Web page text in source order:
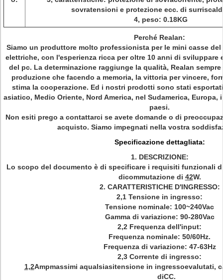
sovratensioni e protezione ecc. di
4, peso: 0.18KG
Perché Realan:
Siamo un produttore molto professionista per le mini casse
elettriche, con l'esperienza ricca per oltre 10 anni di sviluppare
del pc. La determinazione raggiunge la qualità, Realan
produzione che facendo a memoria, la vittoria per vincere,
stima la cooperazione. Ed i nostri prodotti sono stati
asiatico, Medio Oriente, Nord America, nel Sudamerica, Europa,
paesi.
Non esiti prego a contattarci se avete domande o di
acquisto. Siamo impegnati nella vostra
Specificazione dettagliata:
1. DESCRIZIONE:
Lo scopo del documento è di specificare i requisiti funzionali
dicommutazione di 42W.
2. CARATTERISTICHE D'INGRESSO:
2,1 Tensione in ingresso:
Tensione nominale: 100~240Vac
Gamma di variazione: 90-280Vac
2,2 Frequenza dell'input:
Frequenza nominale: 50/60Hz.
Frequenza di variazione: 47-63Hz
2,3 Corrente di ingresso:
1,2Ampmassimi aqualsiasitensione in ingressoevalutati,
diCC.